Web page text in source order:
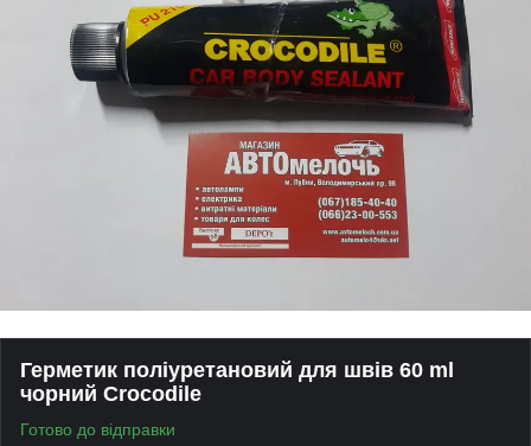
Герметик поліуретановий для швів 60 ml
чорний Crocodile
Готово до відправки